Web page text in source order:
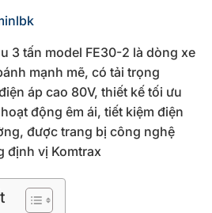
3 tấn model FE30-2 là dòng xe
mạnh mẽ, có tải trọng
áp cao 80V, thiết kế tối ưu
động êm ái, tiết kiệm điện
được trang bị công nghệ
định vị Komtrax